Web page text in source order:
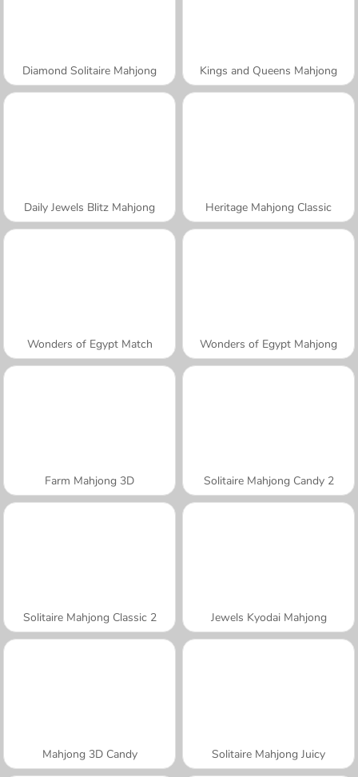
Diamond Solitaire Mahjong Kings and Queens Mahjong
Daily Jewels Blitz Mahjong Heritage Mahjong Classic
Wonders of Egypt Match Wonders of Egypt Mahjong
Farm Mahjong 3D Solitaire Mahjong Candy 2
Solitaire Mahjong Classic 2 Jewels Kyodai Mahjong
Mahjong 3D Candy Solitaire Mahjong Juicy